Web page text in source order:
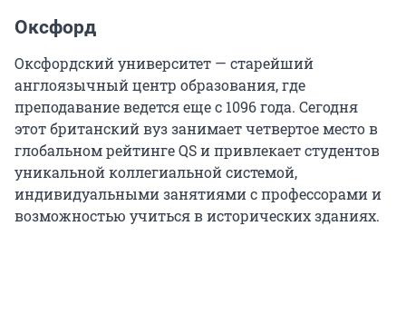
Оксфорд
Оксфордский университет — старейший
англоязычный центр образования, где
преподавание ведется еще с 1096 года. Сегодня
этот британский вуз занимает четвертое место в
глобальном рейтинге QS и привлекает студентов
уникальной коллегиальной системой,
индивидуальными занятиями с профессорами и
возможностью учиться в исторических зданиях.